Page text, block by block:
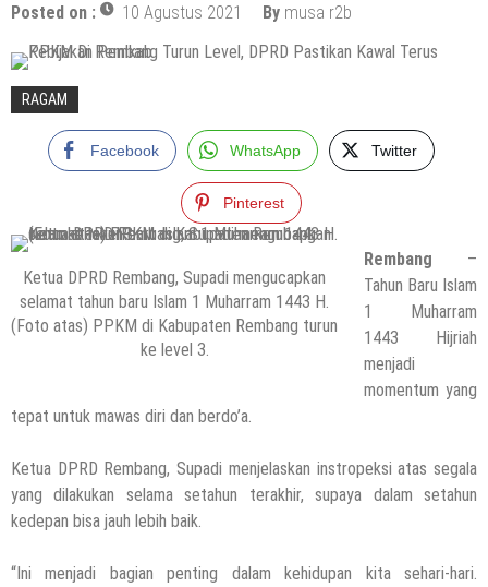
Posted on : 10 Agustus 2021 By musa r2b
RAGAM
Facebook WhatsApp Twitter
Pinterest
Ketua DPRD Rembang, Supadi mengucapkan
selamat tahun baru Islam 1 Muharram 1443 H.
(Foto atas) PPKM di Kabupaten Rembang turun
ke level 3.
Rembang –
Tahun Baru Islam
1 Muharram
1443 Hijriah
menjadi
momentum yang
tepat untuk mawas diri dan berdo’a.
Ketua DPRD Rembang, Supadi menjelaskan instropeksi atas segala
yang dilakukan selama setahun terakhir, supaya dalam setahun
kedepan bisa jauh lebih baik.
“Ini menjadi bagian penting dalam kehidupan kita sehari-hari.